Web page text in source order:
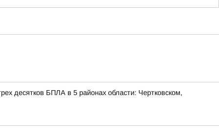
десятков БПЛА в 5 районах области: Чертковском,